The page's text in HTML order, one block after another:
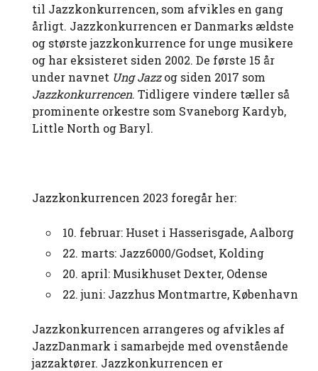
til Jazzkonkurrencen, som afvikles en gang
årligt. Jazzkonkurrencen er Danmarks ældste
og største jazzkonkurrence for unge musikere
og har eksisteret siden 2002. De første 15 år
under navnet Ung Jazzog siden 2017 som
Jazzkonkurrencen. Tidligere vindere tæller så
prominente orkestre som Svaneborg Kardyb,
Little North og Baryl.
Jazzkonkurrencen 2023 foregår her:
10. februar: Huset i Hasserisgade, Aalborg
22. marts: Jazz6000/Godset, Kolding
20. april: Musikhuset Dexter, Odense
22. juni: Jazzhus Montmartre, København
Jazzkonkurrencen arrangeres og afvikles af
JazzDanmark i samarbejde med ovenstående
jazzaktører. Jazzkonkurrencen er